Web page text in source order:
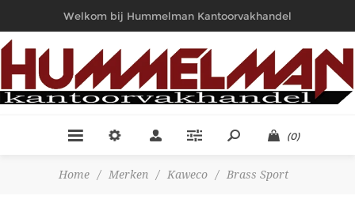
Welkom bij Hummelman Kantoorvakhandel
(0)
Home / Merken / Kaweco / Brass Sport